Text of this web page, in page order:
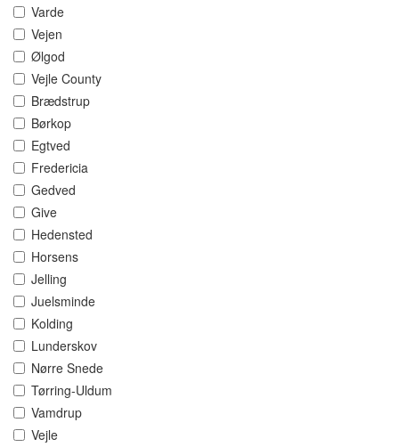
Varde
Vejen
Ølgod
Vejle County
Brædstrup
Børkop
Egtved
Fredericia
Gedved
Give
Hedensted
Horsens
Jelling
Juelsminde
Kolding
Lunderskov
Nørre Snede
Tørring-Uldum
Vamdrup
Vejle